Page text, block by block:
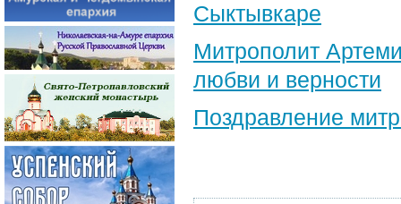
Сыктывкаре
Митрополит
любви и верности
Поздравление​